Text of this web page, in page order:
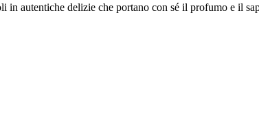
autentiche delizie che portano con sé il profumo e il